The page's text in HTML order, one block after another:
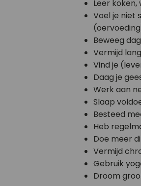
Leer
Voel je niet
Beweeg
Vermijd
Vind je
Daag je
Werk aan
Slaap
Besteed
Heb
Doe meer
Vermijd
Gebruik
Droom